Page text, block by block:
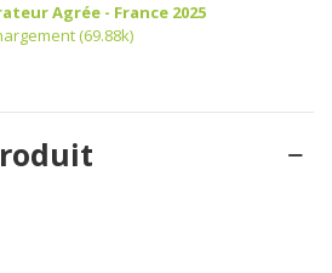
Agrée - France 2025
(69.88k)